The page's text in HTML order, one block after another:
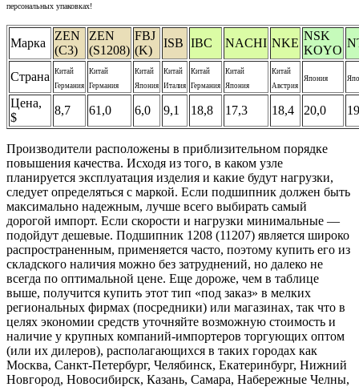
персональных упаковках!
Марка
ZEN
(C3)
ZEN
(S1208)
FBJ
(K)
ISB IBC NACHI NKE
NSK
KOYO
Страна
Китай
Германия
Китай
Германия
Китай
Япония
Китай
Италия
Китай
Германия
Китай
Япония
Китай
Австрия
Япония
Цена,
$
8,7 61,0 6,0 9,1 18,8 17,3 18,4 20,0
Производители расположены в приблизительном порядке
повышения качества. Исходя из того, в каком узле
планируется эксплуатация изделия и какие будут нагрузки,
следует определяться с маркой. Если подшипник должен быть
максимально надежным, лучше всего выбирать самый
дорогой импорт. Если скорости и нагрузки минимальные —
подойдут дешевые. Подшипник 1208 (11207) является широко
распространенным, применяется часто, поэтому купить его из
складского наличия можно без затруднений, но далеко не
всегда по оптимальной цене. Еще дороже, чем в таблице
выше, получится купить этот тип «под заказ» в мелких
региональных фирмах (посредники) или магазинах, так что в
целях экономии средств уточняйте возможную стоимость и
наличие у крупных компаний-импортеров торгующих оптом
(или их дилеров), располагающихся в таких городах как
Москва, Санкт-Петербург, Челябинск, Екатеринбург, Нижний
Новгород, Новосибирск, Казань, Самара, Набережные Челны,